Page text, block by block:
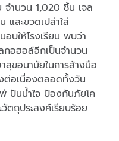
จำนวน 1,020 ชิ้น เจล
ละขวดเปล่าใส่
บให้โรงเรียน พบว่า
กอฮอล์อีกเป็นจำนวน
สุขอนามัยในการล้างมือ
ต่อเนื่องตลอดทั้งวัน
พ่ ปันน้ำใจ ป้องกันภัยโค
ตถุประสงค์เรียบร้อย